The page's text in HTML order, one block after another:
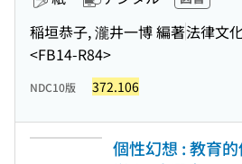
稲垣恭子, 瀧井一博 編著法律文
<FB14-R84>
NDC10版 372.106
個性幻想 : 教育